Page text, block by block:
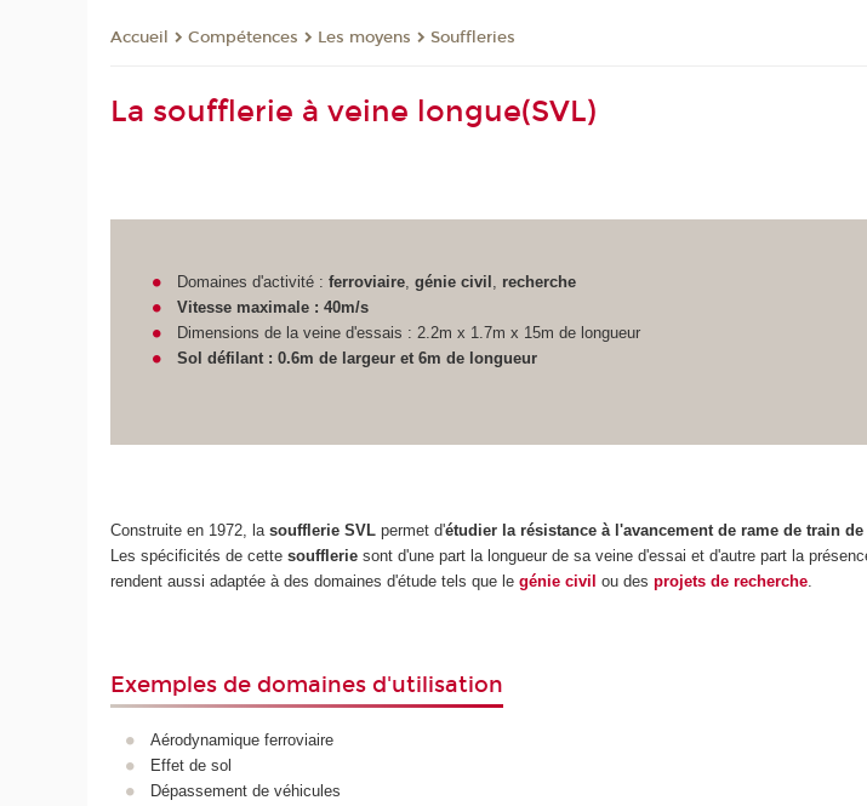
Accueil Compétences Les moyens Souffleries
La soufflerie à veine longue(SVL)
Domaines d'activité : ferroviaire, génie civil , recherche
Vitesse maximale : 40m/s
Dimensions de la veine d'essais : 2.2m x 1.7m x 15m de longueur
Sol défilant : 0.6m de largeur et 6m de longueur
Construite en 1972, lasoufflerie SVL permet d'étudier la résistance à l'avancement de rame de train
Les spécificités de cette soufflerie sont d'une part la longueur de sa veine d'essai et d'autre part la
rendent aussi adaptée à des domaines d'étude tels que le génie civilou desprojets de recherche.
Exemples de domaines d'utilisation
Aérodynamique ferroviaire
Effet de sol
Dépassement de véhicules